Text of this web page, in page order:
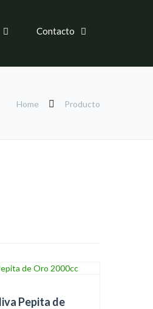
Contacto
Home Producto
Pepita de